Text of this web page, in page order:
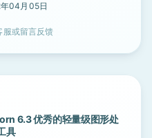
04月05日
服或留言反馈
6.3 优秀的轻量级图形处
具